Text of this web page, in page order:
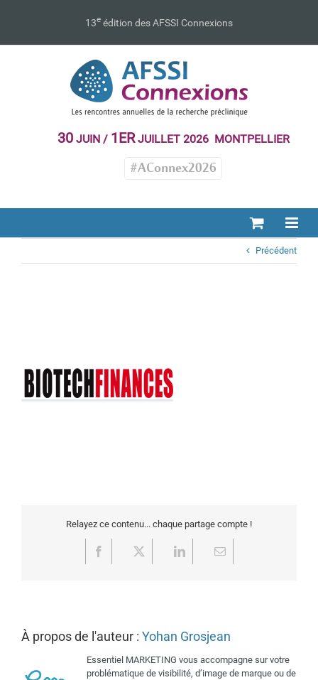
13e édition des AFSSI Connexions
30JUIN / 1ERJUILLET 2026 MONTPELLIER
#AConnex2026
Précédent
Relayez ce contenu... chaque partage compte !
Facebook LinkedInEmail
À propos de l'auteur : Yohan Grosjean
Essentiel MARKETING vous accompagne sur votre
problématique de visibilité, d’image de marque ou de